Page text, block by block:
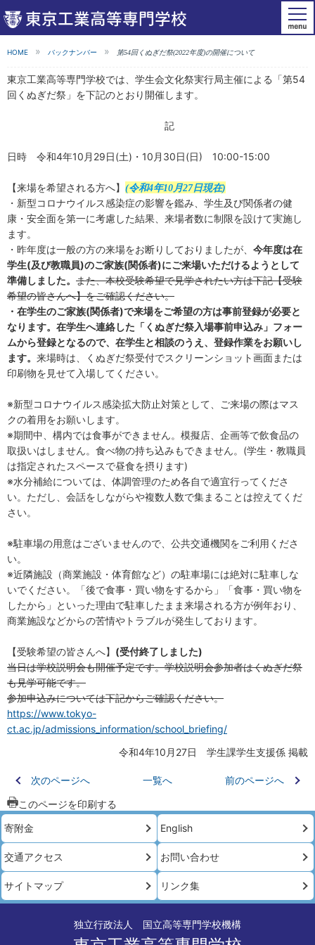
HOME バックナンバー 第54回くぬぎだ祭(2022年度)の開催について
東京工業高等専門学校では、学生会文化祭実行局主催による「第54
回くぬぎだ祭」を下記のとおり開催します。
記
日時 令和4年10月29日(土)・10月30日(日) 10:00-15:00
【来場を希望される方へ】 (令和4年10月27日現在)
・新型コロナウイルス感染症の影響を鑑み、学生及び関係者の健
康・安全面を第一に考慮した結果、来場者数に制限を設けて実施し
ます。
・昨年度は一般の方の来場をお断りしておりましたが、 今年度は在
学生(及び教職員)のご家族(関係者)にご来場いただけるようとして
準備しました。 また、本校受験希望で見学されたい方は下記【受験
希望の皆さんへ】をご確認ください。
・在学生のご家族(関係者)で来場をご希望の方は事前登録が必要と
なります。在学生へ連絡した「くぬぎだ祭入場事前申込み」フォー
ムから登録となるので、在学生と相談のうえ、登録作業をお願いし
ます。 来場時は、くぬぎだ祭受付でスクリーンショット画面または
印刷物を見せて入場してください。
※新型コロナウイルス感染拡大防止対策として、ご来場の際はマス
クの着用をお願いします。
※期間中、構内では食事ができません。模擬店、企画等で飲食品の
取扱いはしません。食べ物の持ち込みもできません。(学生・教職員
は指定されたスペースで昼食を摂ります)
※水分補給については、体調管理のため各自で適宜行ってくださ
い。ただし、会話をしながらや複数人数で集まることは控えてくだ
さい。
※駐車場の用意はございませんので、公共交通機関をご利用くださ
い。
※近隣施設（商業施設・体育館など）の駐車場には絶対に駐車しな
いでください。「後で食事・買い物をするから」「食事・買い物を
したから」といった理由で駐車したまま来場される方が例年おり、
商業施設などからの苦情やトラブルが発生しております。
【受験希望の皆さんへ】 (受付終了しました)
当日は学校説明会も開催予定です。学校説明会参加者はくぬぎだ祭
も見学可能です。
参加申込みについては下記からご確認ください。
https://www.tokyo-
ct.ac.jp/admissions_information/school_briefing/
令和4年10月27日 学生課学生支援係 掲載
次のページへ 一覧へ
前のページへ
このページを印刷する
寄附金
English
交通アクセス お問い合わせ
サイトマップ リンク集
独立行政法人 国立高等専門学校機構